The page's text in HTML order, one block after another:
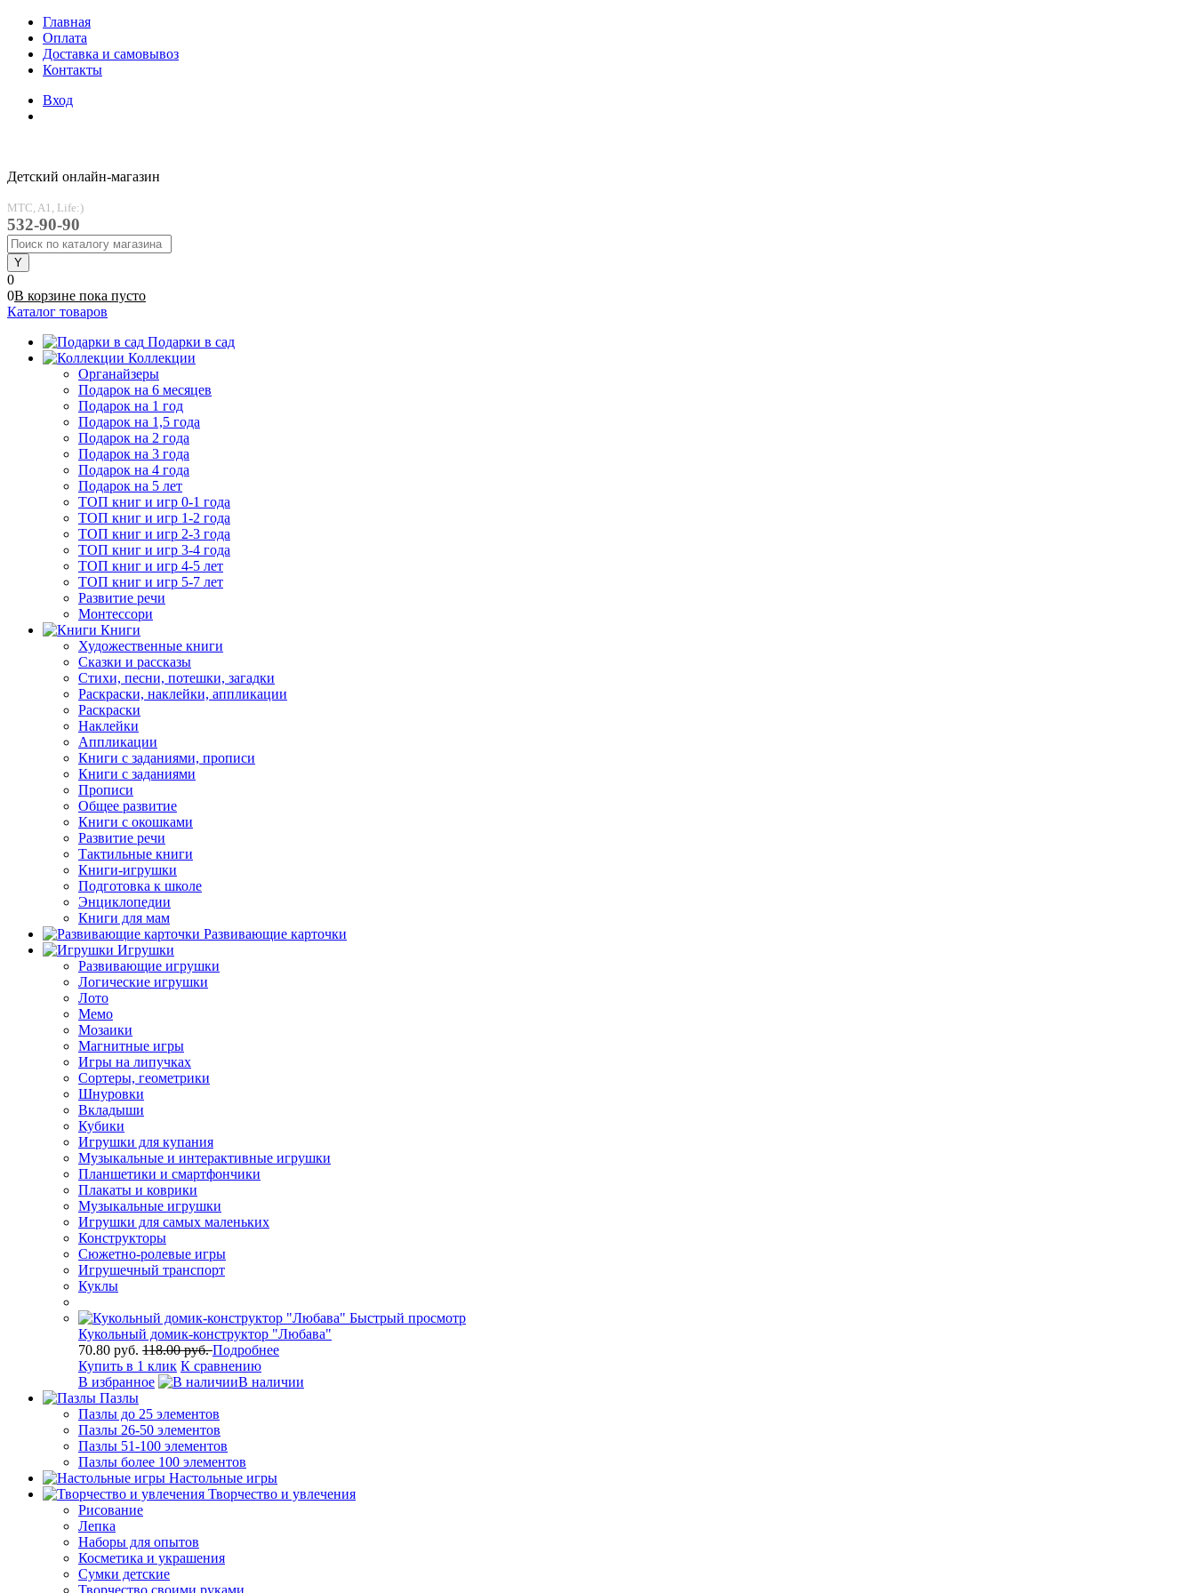
Главная
Оплата
Доставка и самовывоз
Контакты
Вход
Детский онлайн-магазин
MTC, A1, Life:)
532-90-90
0
0В корзине пока пусто
Каталог товаров
Подарки в сад
Коллекции
Органайзеры
Подарок на 6 месяцев
Подарок на 1 год
Подарок на 1,5 года
Подарок на 2 года
Подарок на 3 года
Подарок на 4 года
Подарок на 5 лет
ТОП книг и игр 0-1 года
ТОП книг и игр 1-2 года
ТОП книг и игр 2-3 года
ТОП книг и игр 3-4 года
ТОП книг и игр 4-5 лет
ТОП книг и игр 5-7 лет
Развитие речи
Монтессори
Книги
Художественные книги
Сказки и рассказы
Стихи, песни, потешки, загадки
Раскраски, наклейки, аппликации
Раскраски
Наклейки
Аппликации
Книги с заданиями, прописи
Книги с заданиями
Прописи
Общее развитие
Книги с окошками
Развитие речи
Тактильные книги
Книги-игрушки
Подготовка к школе
Энциклопедии
Книги для мам
Развивающие карточки
Игрушки
Развивающие игрушки
Логические игрушки
Лото
Мемо
Мозаики
Магнитные игры
Игры на липучках
Сортеры, геометрики
Шнуровки
Вкладыши
Кубики
Игрушки для купания
Музыкальные и интерактивные игрушки
Планшетики и смартфончики
Плакаты и коврики
Музыкальные игрушки
Игрушки для самых маленьких
Конструкторы
Сюжетно-ролевые игры
Игрушечный транспорт
Куклы
Быстрый просмотр
Кукольный домик-конструктор "Любава"
70.80 руб. 118.00 руб.Подробнее
Купить в 1 клик К сравнению
В избранное
В наличии
Пазлы
Пазлы до 25 элементов
Пазлы 26-50 элементов
Пазлы 51-100 элементов
Пазлы более 100 элементов
Настольные игры
Творчество и увлечения
Рисование
Лепка
Наборы для опытов
Косметика и украшения
Сумки детские
Творчество своими руками